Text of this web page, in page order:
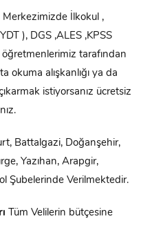
Merkezimizde İlkokul ,
), DGS ,ALES ,KPSS
tarafından
okuma alışkanlığı ya da
istiyorsanız ücretsiz
Battalgazi, Doğanşehir,
Yazıhan, Arapgir,
Şubelerinde Verilmektedir.
Tüm Velilerin bütçesine